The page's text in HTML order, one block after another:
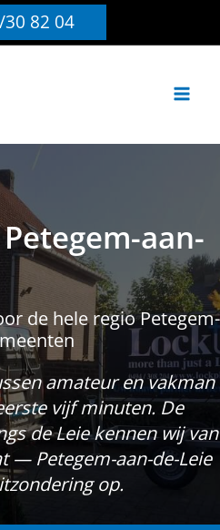
82 04
aan-
de hele regio Petegem-
amateur en vakman
vijf minuten. De
de Leie kennen wij van
— Petegem-aan-de-Leie
op.